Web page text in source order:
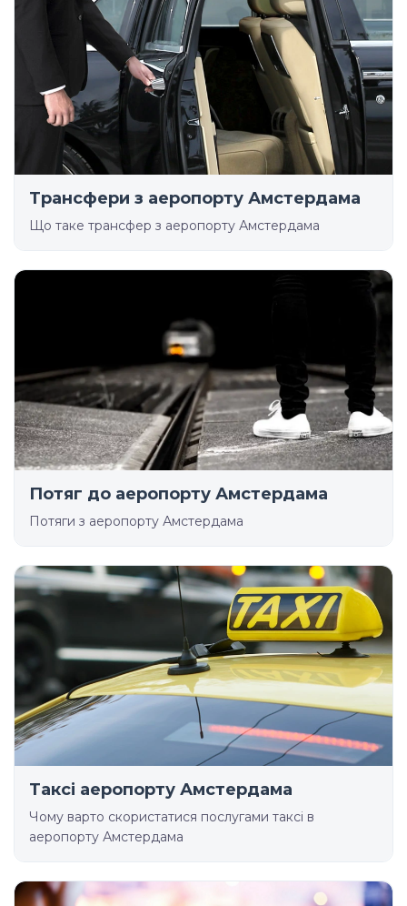
Трансфери з аеропорту Амстердама
Що таке трансфер з аеропорту Амстердама
Потяг до аеропорту Амстердама
Потяги з аеропорту Амстердама
Таксі аеропорту Амстердама
Чому варто скористатися послугами таксі в
аеропорту Амстердама